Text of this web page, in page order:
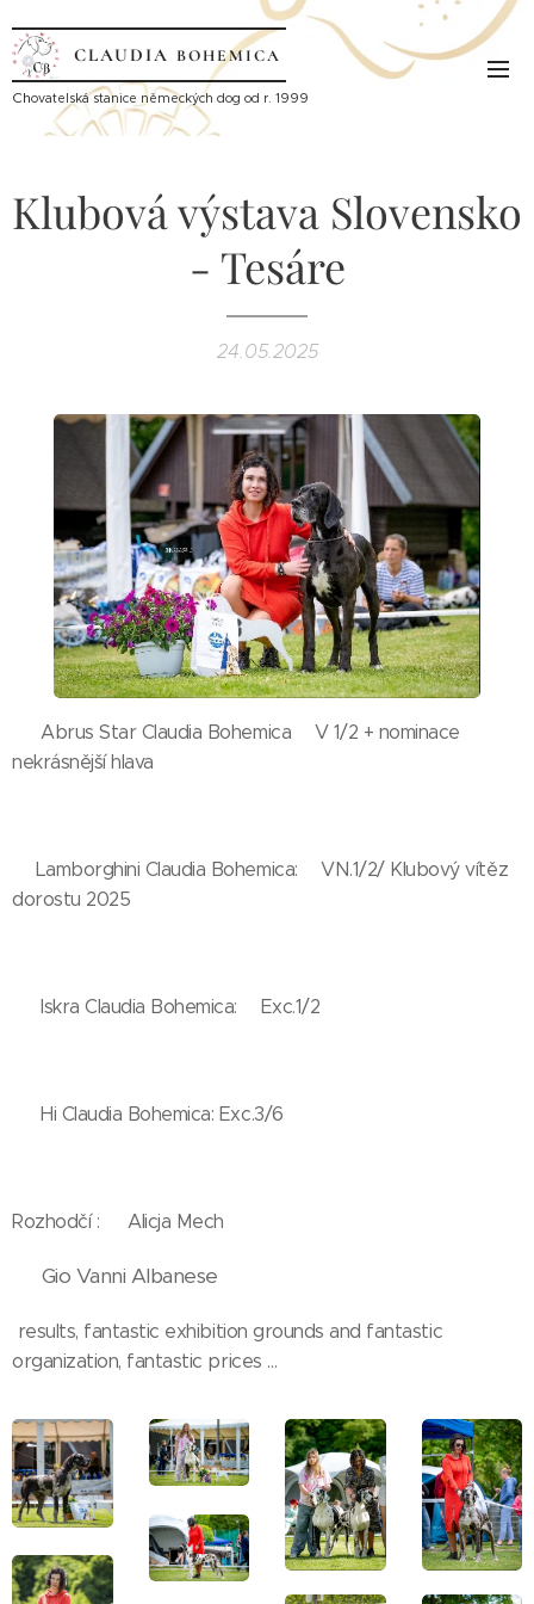
CLAUDIA BOHEMICA
Chovatelská stanice německých dog od r. 1999
Klubová výstava Slovensko
- Tesáre
24.05.2025
👉 Abrus Star Claudia Bohemica🥇V 1/2 + nominace
nekrásnější hlava🏆
👉Lamborghini Claudia Bohemica:🥇VN.1/2/ Klubový vítěz
dorostu 2025
👉 Iskra Claudia Bohemica:🥇Exc.1/2
👉 Hi Claudia Bohemica: Exc.3/6
Rozhodčí : 🇵🇱Alicja Mech
🇮🇹 Gio Vanni Albanese
results, fantastic exhibition grounds and fantastic
organization, fantastic prices …